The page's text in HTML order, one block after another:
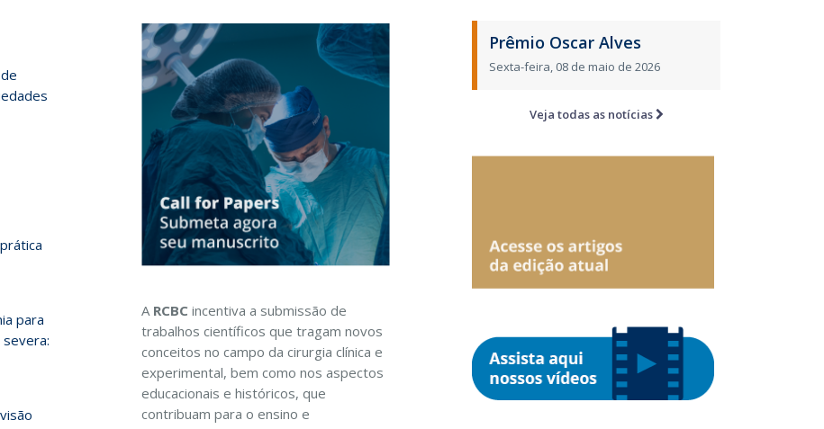
para
A RCBC incentiva a submissão de
trabalhos científicos que tragam novos
conceitos no campo da cirurgia clínica e
experimental, bem como nos aspectos
educacionais e históricos, que
contribuam para o ensino e
Prêmio Oscar Alves
Sexta-feira, 08 de maio de 2026
Veja todas as notícias